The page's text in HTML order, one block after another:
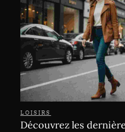
LOISIRS
Découvrez les